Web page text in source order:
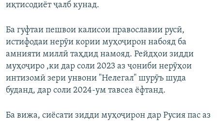
иқтисодиёт ҷалб кунад.
Ба гуфтаи пешвои калисои православии русӣ,
истифодаи нерӯи кории муҳоҷирон набояд ба
амнияти миллӣ таҳдид намояд. Рейдҳои зидди
муҳоҷиро ,ки дар соли 2023 аз ҷониби нерӯҳои
интизомӣ зери унвони "Нелегал" шурӯъ шуда
буданд, дар соли 2024-ум тавсеа ёфтанд.
Ба вижа, сиёсати зидди муҳоҷирон дар Русия пас аз